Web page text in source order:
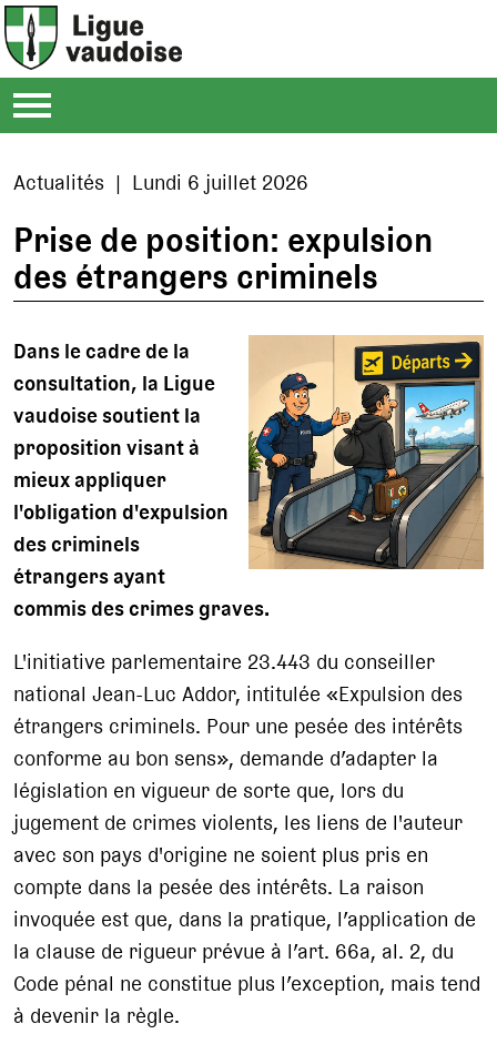
Actualités | Lundi 6 juillet 2026
Prise de position: expulsion
des étrangers criminels
Dans le cadre de la
consultation, la Ligue
vaudoise soutient la
proposition visant à
mieux appliquer
l'obligation d'expulsion
des criminels
étrangers ayant
commis des crimes graves.
L'initiative parlementaire 23.443 du conseiller
national Jean-Luc Addor, intitulée «Expulsion des
étrangers criminels. Pour une pesée des intérêts
conforme au bon sens», demande d’adapter la
législation en vigueur de sorte que, lors du
jugement de crimes violents, les liens de l'auteur
avec son pays d'origine ne soient plus pris en
compte dans la pesée des intérêts. La raison
invoquée est que, dans la pratique, l’application de
la clause de rigueur prévue à l’art. 66a, al. 2, du
Code pénal ne constitue plus l’exception, mais tend
à devenir la règle.